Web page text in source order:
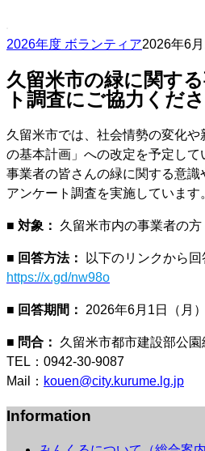
2026年度 ボランティア2026年6月
久留米市の緑に関す
ト調査にご協力くだ
久留米市では、社会情勢の変化
の基本計画」への改定を予定して
事業者の皆さんの緑に関する意識
アンケート調査を実施しています
■ 対象： 久留米市内の事業者の方
■ 回答方法：
以下のリンクから
https://x.gd/nw98o
■ 回答期間： 2026年6月1日（月
■ 問合：
久留米市都市建設部公
TEL：0942-30-9087
Mail： kouen@city.kurume.lg.jp
Information